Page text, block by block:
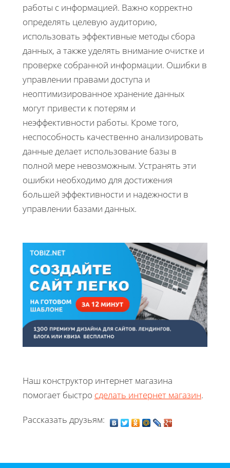
работы с информацией. Важно корректно
определять целевую аудиторию,
использовать эффективные методы сбора
данных, а также уделять внимание очистке и
проверке собранной информации. Ошибки в
управлении правами доступа и
неоптимизированное хранение данных
могут привести к потерям и
неэффективности работы. Кроме того,
неспособность качественно анализировать
данные делает использование базы в
полной мере невозможным. Устранять эти
ошибки необходимо для достижения
большей эффективности и надежности в
управлении базами данных.
Наш конструктор интернет магазина
помогает быстро сделать интернет магазин.
Рассказать друзьям: